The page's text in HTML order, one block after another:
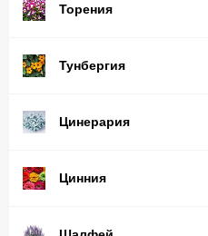
Торения
Тунбергия
Цинерария
Цинния